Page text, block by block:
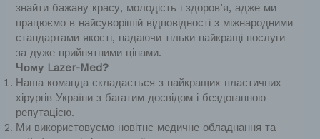
знайти бажану красу, молодість і здоров’я, адже ми
працюємо в найсуворішій відповідності з міжнародними
стандартами якості, надаючи тільки найкращі послуги
за дуже прийнятними цінами.
Чому Lazer-Med?
Наша команда складається з найкращих пластичних
хірургів України з багатим досвідом і бездоганною
репутацією.
Ми використовуємо новітнє медичне обладнання та